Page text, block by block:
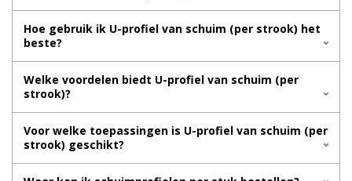
Hoe gebruik ik U-profiel van schuim (per strook) het
beste?
Welke voordelen biedt U-profiel van schuim (per
strook)?
Voor welke toepassingen is U-profiel van schuim (per
strook) geschikt?